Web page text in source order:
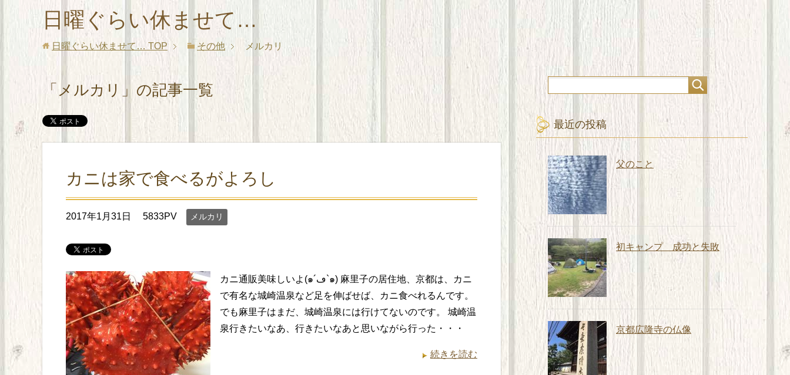
日曜ぐらい休ませて…
日曜ぐらい休ませて… TOP その他 メルカリ
「メルカリ」の記事一覧
カニは家で食べるがよろし
2017年1月31日 5833PV メルカリ
カニ通販美味しいよ(๑´ڡ`๑) 麻里子の居住地、京都は、カニ
で有名な城崎温泉など足を伸ばせば、カニ食べれるんです。
でも麻里子はまだ、城崎温泉には行けてないのです。 城崎温
泉行きたいなあ、行きたいなあと思いながら行った・・・
続きを読む
最近の投稿
父のこと
初キャンプ 成功と失敗
京都広隆寺の仏像